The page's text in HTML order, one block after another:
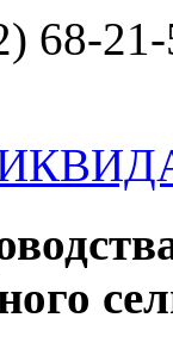
68-